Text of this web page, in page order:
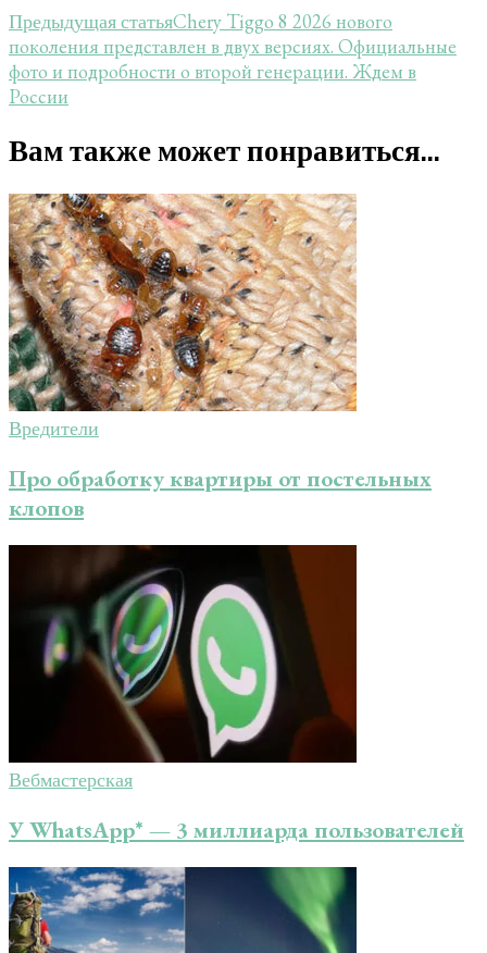
Предыдущая статьяChery Tiggo 8 2026 нового
поколения представлен в двух версиях. Официальные
фото и подробности о второй генерации. Ждем в
России
Вам также может понравиться...
Вредители
Про обработку квартиры от постельных
клопов
Вебмастерская
У WhatsApp* — 3 миллиарда пользователей